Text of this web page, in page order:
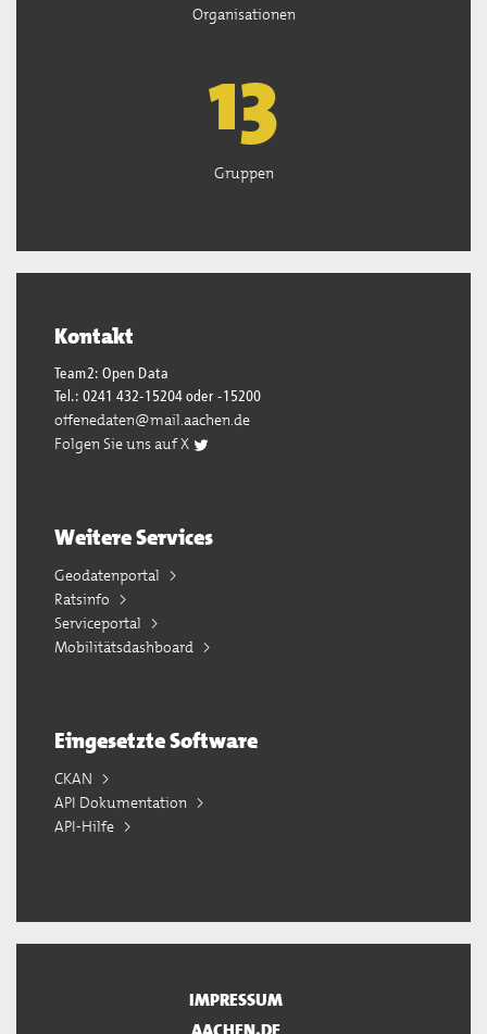
Organisationen
13
Gruppen
Kontakt
Team2: Open Data
Tel.: 0241 432-15204 oder -15200
offenedaten@mail.aachen.de
Folgen Sie uns auf X
Weitere Services
Geodatenportal
Ratsinfo
Serviceportal
Mobilitätsdashboard
Eingesetzte Software
CKAN
API Dokumentation
API-Hilfe
IMPRESSUM